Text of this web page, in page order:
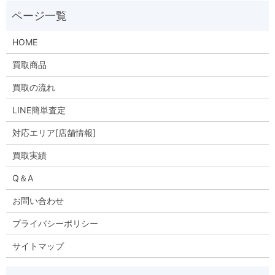
HOME
買取商品
買取の流れ
LINE簡単査定
対応エリア[店舗情報]
買取実績
Q＆A
お問い合わせ
プライバシーポリシー
サイトマップ